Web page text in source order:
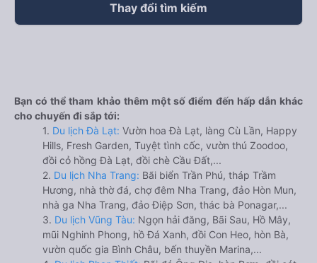
Thay đổi tìm kiếm
Bạn có thể tham khảo thêm một số điểm đến hấp dẫn khác
cho chuyến đi sắp tới:
1. Du lịch Đà Lạt: Vườn hoa Đà Lạt, làng Cù Lần, Happy
Hills, Fresh Garden, Tuyệt tình cốc, vườn thú Zoodoo,
đồi cỏ hồng Đà Lạt, đồi chè Cầu Đất,...
2. Du lịch Nha Trang: Bãi biển Trần Phú, tháp Trầm
Hương, nhà thờ đá, chợ đêm Nha Trang, đảo Hòn Mun,
nhà ga Nha Trang, đảo Điệp Sơn, thác bà Ponagar,...
3. Du lịch Vũng Tàu: Ngọn hải đăng, Bãi Sau, Hồ Mây,
mũi Nghinh Phong, hồ Đá Xanh, đồi Con Heo, hòn Bà,
vườn quốc gia Bình Châu, bến thuyền Marina,...